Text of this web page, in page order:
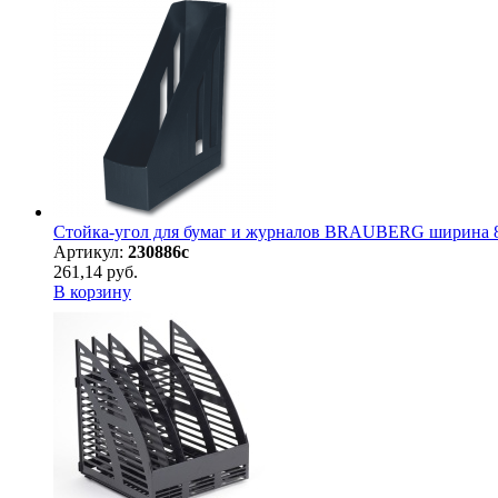
Стойка-угол для бумаг и журналов BRAUBERG ширина
Артикул: 230886с
261,14 руб.
В корзину